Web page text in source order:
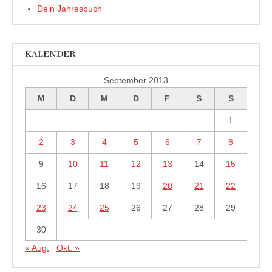
Dein Jahresbuch
KALENDER
September 2013
M
D M D F S S
1
2 3 4 5 6 7 8
9 10 11 12 13 14 15
16 17 18 19 20 21 22
23 24 25 26 27 28 29
30
« Aug.
Okt. »